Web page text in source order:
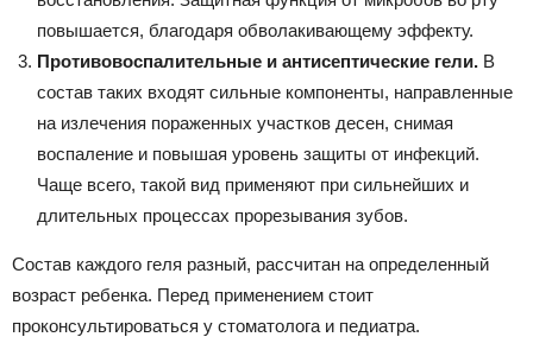
повышается, благодаря обволакивающему эффекту.
Противовоспалительные и антисептические гели. В
состав таких входят сильные компоненты, направленные
на излечения пораженных участков десен, снимая
воспаление и повышая уровень защиты от инфекций.
Чаще всего, такой вид применяют при сильнейших и
длительных процессах прорезывания зубов.
Состав каждого геля разный, рассчитан на определенный
возраст ребенка. Перед применением стоит
проконсультироваться у стоматолога и педиатра.